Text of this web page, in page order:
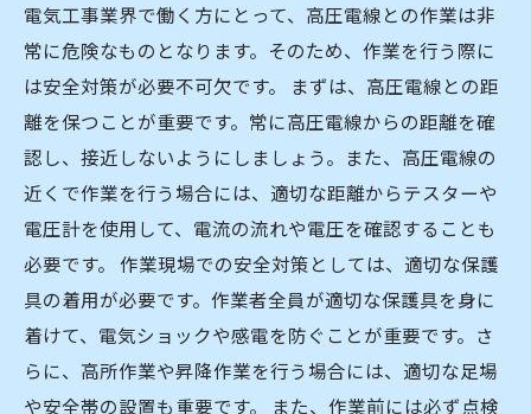
電気工事業界で働く方にとって、高圧電線との作業は非
常に危険なものとなります。そのため、作業を行う際に
は安全対策が必要不可欠です。 まずは、高圧電線との距
離を保つことが重要です。常に高圧電線からの距離を確
認し、接近しないようにしましょう。また、高圧電線の
近くで作業を行う場合には、適切な距離からテスターや
電圧計を使用して、電流の流れや電圧を確認することも
必要です。 作業現場での安全対策としては、適切な保護
具の着用が必要です。作業者全員が適切な保護具を身に
着けて、電気ショックや感電を防ぐことが重要です。さ
らに、高所作業や昇降作業を行う場合には、適切な足場
や安全帯の設置も重要です。 また、作業前には必ず点検